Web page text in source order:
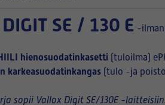
SE / 130 E -
hienosuodatinkasetti (tuloilma)
karkeasuodatinkangas (tulo -ja
sopii Vallox Digit SE/130E -laitteisiin.